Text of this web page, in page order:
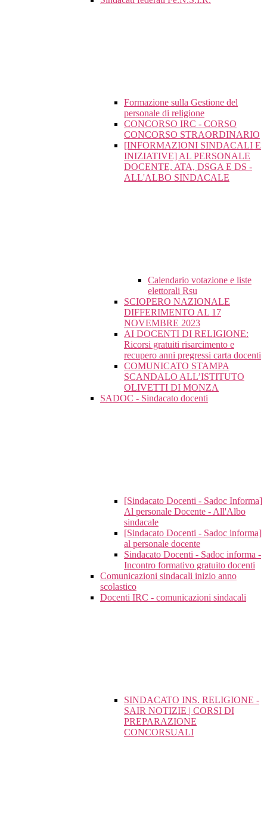
Formazione sulla Gestione del
personale di religione
CONCORSO IRC - CORSO
CONCORSO STRAORDINARIO
[INFORMAZIONI SINDACALI E
INIZIATIVE] AL PERSONALE
DOCENTE, ATA, DSGA E DS -
ALL'ALBO SINDACALE
Calendario votazione e liste
elettorali Rsu
SCIOPERO NAZIONALE
DIFFERIMENTO AL 17
NOVEMBRE 2023
AI DOCENTI DI RELIGIONE:
Ricorsi gratuiti risarcimento e
recupero anni pregressi carta docenti
COMUNICATO STAMPA
SCANDALO ALL’ISTITUTO
OLIVETTI DI MONZA
SADOC - Sindacato docenti
[Sindacato Docenti - Sadoc Informa]
Al personale Docente - All'Albo
sindacale
[Sindacato Docenti - Sadoc informa]
al personale docente
Sindacato Docenti - Sadoc informa -
Incontro formativo gratuito docenti
Comunicazioni sindacali inizio anno
scolastico
Docenti IRC - comunicazioni sindacali
SINDACATO INS. RELIGIONE -
SAIR NOTIZIE | CORSI DI
PREPARAZIONE
CONCORSUALI